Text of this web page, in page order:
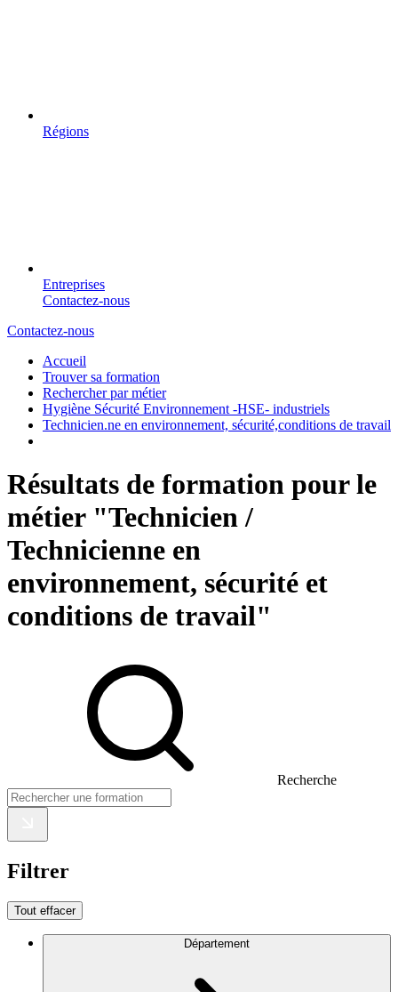
Régions
Entreprises
Contactez-nous
Contactez-nous
Accueil
Trouver sa formation
Rechercher par métier
Hygiène Sécurité Environnement -HSE- industriels
Technicien.ne en environnement, sécurité,conditions de travail
Résultats de formation pour le
métier "Technicien /
Technicienne en
environnement, sécurité et
conditions de travail"
Recherche
Filtrer
Tout effacer
Département